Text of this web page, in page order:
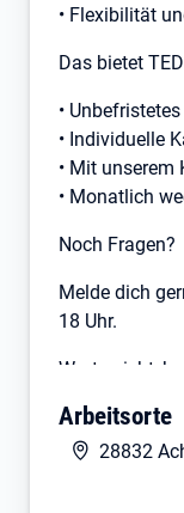
• Flexibilität
Das bietet
•
• Individuelle
• Mit
• Monatlich
Noch Fragen?
Melde dich
18 Uhr.
Warte nicht,
Arbeitsorte
28832